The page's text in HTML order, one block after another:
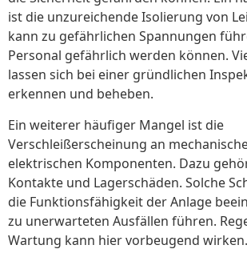
ist die unzureichende Isolierung von
kann zu gefährlichen Spannungen
Personal gefährlich werden können.
lassen sich bei einer gründlichen
erkennen und beheben.
Ein weiterer häufiger Mangel ist die
Verschleißerscheinung an
elektrischen Komponenten. Dazu
Kontakte und Lagerschäden. Solche
die Funktionsfähigkeit der Anlage
zu unerwarteten Ausfällen führen.
Wartung kann hier vorbeugend wirken.